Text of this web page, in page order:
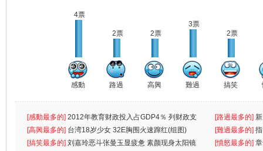
4票
感動
2票
路過
2票
高興
3票
難過
2票
搞笑
[感動最多的] 2012年教育财政投入占GDP4％ 列财政支
出首位
[路過最多的]
[高興最多的] 台湾18岁少女 32E胸围火速蹿红(组图) [難過最多的]
罪
[搞笑最多的] 刘嘉玲恶斗张曼玉显疲惫 素颜现身太阳镜
[憤怒最多的]